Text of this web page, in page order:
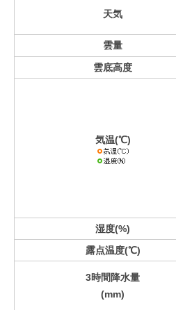
天気
雲量
雲底高度
気温(℃)
湿度(%)
露点温度(℃)
3時間降水量
(mm)